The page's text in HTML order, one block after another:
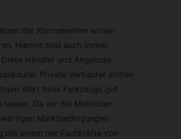
der Konsumenten wollen
Hiermit sind auch immer
Händler und Angebote
Private Verkäufer sollten
Wert Ihres Fahrzeugs gut
Da wir die Methoden
Marktbedingungen
mit einem der Fachkräfte von